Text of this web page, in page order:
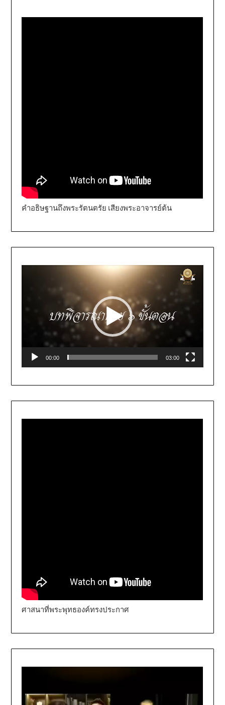
คำอธิษฐานถึงพระรัตนตรัย เสียงพระอาจารย์ต้น
00:00 03:00
ศาสนาที่พระพุทธองค์ทรงประกาศ